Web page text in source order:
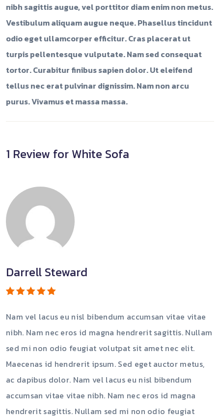
nibh sagittis augue, vel porttitor diam enim non metus.
Vestibulum aliquam augue neque. Phasellus tincidunt
odio eget ullamcorper efficitur. Cras placerat ut
turpis pellentesque vulputate. Nam sed consequat
tortor. Curabitur finibus sapien dolor. Ut eleifend
tellus nec erat pulvinar dignissim. Nam non arcu
purus. Vivamus et massa massa.
1 Review for White Sofa
Darrell Steward
out of 5
Nam vel lacus eu nisl bibendum accumsan vitae vitae
nibh. Nam nec eros id magna hendrerit sagittis. Nullam
sed mi non odio feugiat volutpat sit amet nec elit.
Maecenas id hendrerit ipsum. Sed eget auctor metus,
ac dapibus dolor. Nam vel lacus eu nisl bibendum
accumsan vitae vitae nibh. Nam nec eros id magna
hendrerit sagittis. Nullam sed mi non odio feugiat